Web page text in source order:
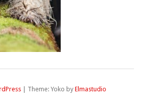
Theme: Yoko by Elmastudio